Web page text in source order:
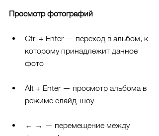
Просмотр фотографий
Ctrl + Enter — переход в альбом, к
которому принадлежит данное
фото
Alt + Enter — просмотр альбома в
режиме слайд-шоу
← → — перемещение между